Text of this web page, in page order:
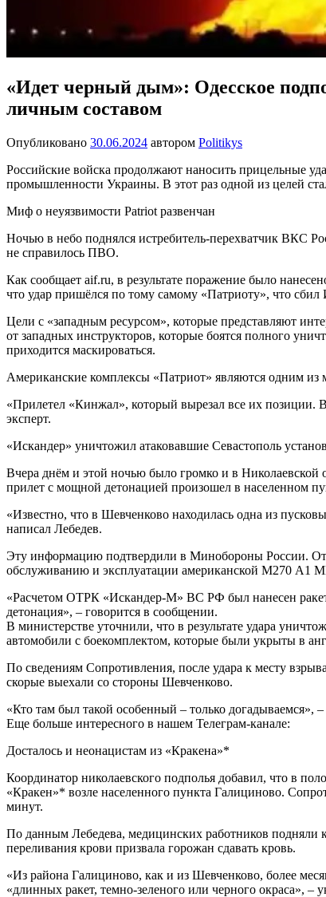
«Идет черный дым»: Одесское
личным составом
Опубликовано 30.06.2024 автором Politikys
Российские войска продолжают наносить прицельные
промышленности Украины. В этот раз одной из целей
Миф о неуязвимости Patriot развенчан
Ночью в небо поднялся истребитель-перехватчик ВКС
не справилось ПВО.
Как сообщает aif.ru, в результате поражение было
что удар пришёлся по тому самому «Патриоту», что
Цели с «западным ресурсом», которые представляют
от западных инструкторов, которые боятся полного
приходится маскироваться.
Американские комплексы «Патриот» являются одним
«Прилетел «Кинжал», который вырезал все их позиции.
эксперт.
«Искандер» уничтожил атаковавшие Севастополь
Вчера днём и этой ночью было громко и в Николаевской
прилет с мощной детонацией произошел в населенном
«Известно, что в Шевченково находилась одна из
написал Лебедев.
Эту информацию подтвердили в Минобороны России.
обслуживанию и эксплуатации американской М270 А1
«Расчетом ОТРК «Искандер-М» ВС РФ был нанесен
детонация», – говорится в сообщении.
В министерстве уточнили, что в результате удара
автомобили с боекомплектом, которые были укрыты в
По сведениям Сопротивления, после удара к месту
скорые выехали со стороны Шевченково.
«Кто там был такой особенный – только догадываемся»,
Еще больше интересного в нашем Телеграм-канале:
Досталось и неонацистам из «Кракена»*
Координатор николаевского подполья добавил, что в
«Кракен»* возле населенного пункта Галициново.
минут.
По данным Лебедева, медицинских работников подняли
переливания крови призвала горожан сдавать кровь.
«Из района Галициново, как и из Шевченково, более
«длинных ракет, темно-зеленого или черного окраса», –